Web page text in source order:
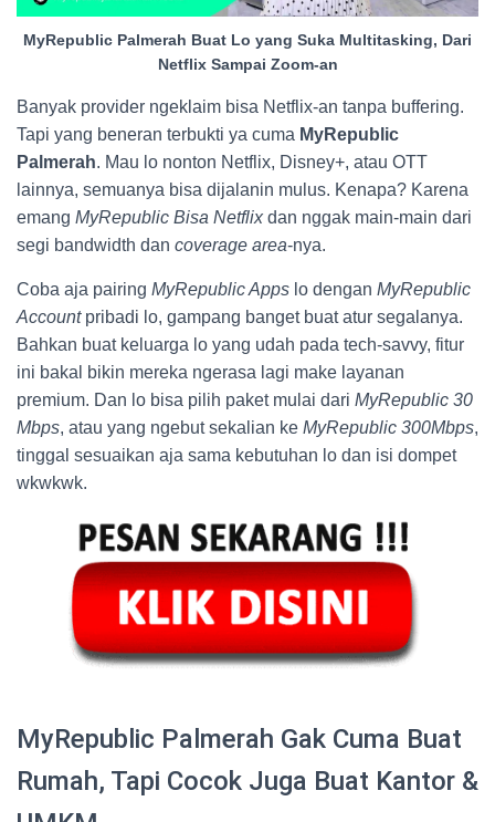
MyRepublic Palmerah Buat Lo yang Suka Multitasking, Dari
Netflix Sampai Zoom-an
Banyak provider ngeklaim bisa Netflix-an tanpa buffering.
Tapi yang beneran terbukti ya cuma MyRepublic
Palmerah. Mau lo nonton Netflix, Disney+, atau OTT
lainnya, semuanya bisa dijalanin mulus. Kenapa? Karena
emang MyRepublic Bisa Netflixdan nggak main-main dari
segi bandwidth dan coverage area-nya.
Coba aja pairing MyRepublic Apps lo dengan MyRepublic
Accountpribadi lo, gampang banget buat atur segalanya.
Bahkan buat keluarga lo yang udah pada tech-savvy, fitur
ini bakal bikin mereka ngerasa lagi make layanan
premium. Dan lo bisa pilih paket mulai dari MyRepublic 30
Mbps, atau yang ngebut sekalian ke MyRepublic 300Mbps,
tinggal sesuaikan aja sama kebutuhan lo dan isi dompet
wkwkwk.
MyRepublic Palmerah Gak Cuma Buat
Rumah, Tapi Cocok Juga Buat Kantor &